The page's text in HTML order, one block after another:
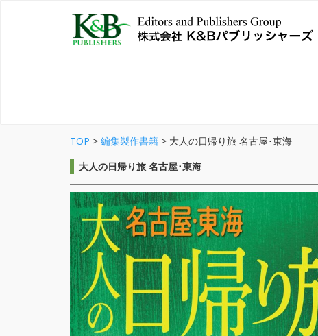
TOP > 編集製作書籍 > 大人の日帰り旅 名古屋･東海
大人の日帰り旅 名古屋･東海